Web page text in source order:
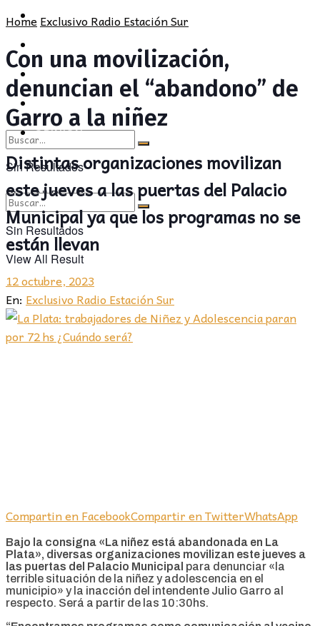
POLÍTICA
CULTURA
OPINIÓN
Sin Resultados
View All Result
PROVINCIA
SOCIEDAD
OPINIÓN
Sin Resultados
View All Result
HomeExclusivo Radio Estación Sur
Con una movilización,
denuncian el “abandono” de
Garro a la niñez
Distintas organizaciones movilizan
este jueves a las puertas del Palacio
Municipal ya que los programas no se
están llevan
12 octubre, 2023
En: Exclusivo Radio Estación Sur
Compartin en FacebookCompartir en TwitterWhatsApp
Bajo la consigna «La niñez está abandonada en La
Plata», diversas organizaciones movilizan este jueves a
las puertas del Palacio Municipal para denunciar «la
terrible situación de la niñez y adolescencia en el
municipio» y la inacción del intendente Julio Garro al
respecto. Será a partir de las 10:30hs.